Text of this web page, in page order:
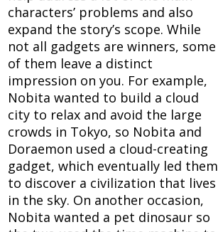
characters’ problems and also
expand the story’s scope. While
not all gadgets are winners, some
of them leave a distinct
impression on you. For example,
Nobita wanted to build a cloud
city to relax and avoid the large
crowds in Tokyo, so Nobita and
Doraemon used a cloud-creating
gadget, which eventually led them
to discover a civilization that lives
in the sky. On another occasion,
Nobita wanted a pet dinosaur so